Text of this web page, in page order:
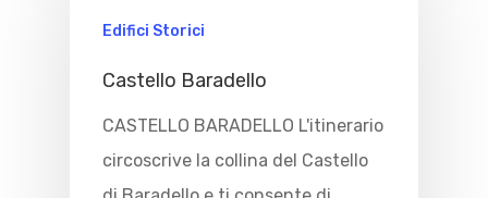
Edifici Storici
Castello Baradello
CASTELLO BARADELLO L'itinerario
circoscrive la collina del Castello